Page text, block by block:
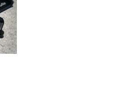
useampi
muunnelma.
Voit
tehdä